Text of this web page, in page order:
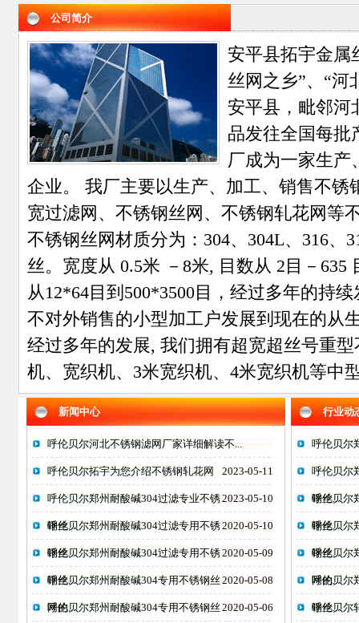
公司简介
安平县拓宇金属
丝网之乡”、“
安平县，毗邻河
品发往全国每批
厂成为一家生产
企业。 我厂主要以生产、加工、销售不锈
宽过滤网、不锈钢丝网、不锈钢轧花网等
不锈钢丝网材质分为：304、304L、316、
丝。宽度从 0.5米 －8米, 目数从 2目－635
从12*64目到500*3500目，经过多年的持
不对外销售的小型加工户发展到现在的从
经过多年的发展, 我们拥有超宽超丝号重
机、宽织机、3米宽织机、4米宽织机等中
新闻中心
呼伦贝尔河北不锈钢滤网厂家详细解读不...
2023-05-11
呼伦贝尔拓宇为您介绍不锈钢轧花网
2023-05-10
呼伦贝尔郑州耐酸碱304过滤专业不锈
钢丝... 2020-05-10
呼伦贝尔郑州耐酸碱304过滤专用不锈
钢丝... 2020-05-09
呼伦贝尔郑州耐酸碱304过滤专用不锈
钢丝... 2020-05-08
呼伦贝尔郑州耐酸碱304专用不锈钢丝
网的... 2020-05-06
呼伦贝尔郑州耐酸碱304专用不锈钢丝
行业动
呼伦贝尔
呼伦贝尔
钢丝...
呼伦贝尔
钢丝...
呼伦贝尔
钢丝...
呼伦贝尔
网的...
呼伦贝尔
钢丝...
呼伦贝尔